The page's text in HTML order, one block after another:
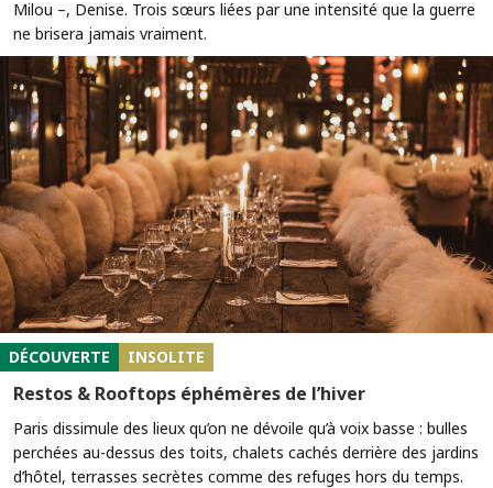
Milou –, Denise. Trois sœurs liées par une intensité que la guerre
ne brisera jamais vraiment.
DÉCOUVERTE INSOLITE
Restos & Rooftops éphémères de l’hiver
Paris dissimule des lieux qu’on ne dévoile qu’à voix basse : bulles
perchées au-dessus des toits, chalets cachés derrière des jardins
d’hôtel, terrasses secrètes comme des refuges hors du temps.